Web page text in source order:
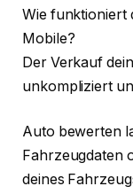
Wie funktioniert
Mobile?
Der Verkauf
unkompliziert
Auto bewerten
Fahrzeugdaten
deines